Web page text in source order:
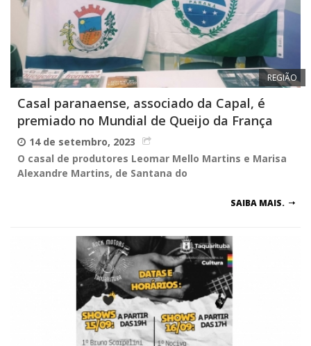
REGIÃO
Casal paranaense, associado da Capal, é
premiado no Mundial de Queijo da França
14 de setembro, 2023
O casal de produtores Leomar Mello Martins e Marisa
Alexandre Martins, de Santana do
SAIBA MAIS.